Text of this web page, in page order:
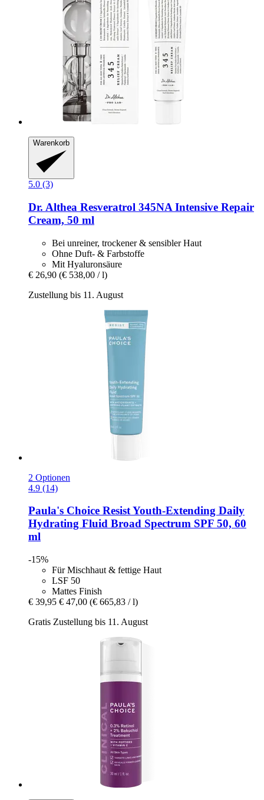
Warenkorb
5.0 (3)
Dr. Althea Resveratrol 345NA Intensive Repair
Cream, 50 ml
Bei unreiner, trockener & sensibler Haut
Ohne Duft- & Farbstoffe
Mit Hyaluronsäure
€ 26,90 (€ 538,00 / l)
Zustellung bis 11. August
2 Optionen
4.9 (14)
Paula's Choice Resist Youth-​Extending Daily
Hydrating Fluid Broad Spectrum SPF 50, 60
ml
-15%
Für Mischhaut & fettige Haut
LSF 50
Mattes Finish
€ 39,95 € 47,00 (€ 665,83 / l)
Gratis Zustellung bis 11. August